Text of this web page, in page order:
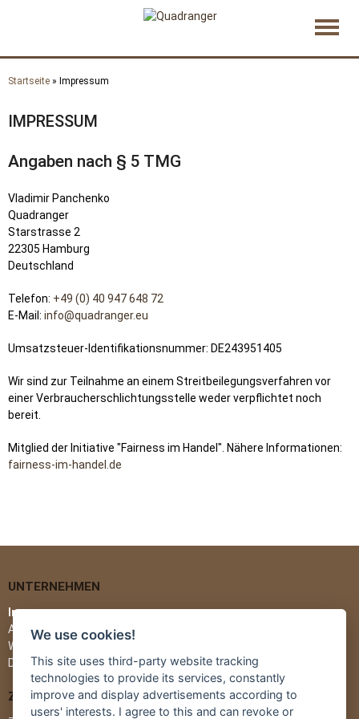
Direkt
We use cookies!
This site uses third-party website tracking
technologies to provide its services, constantly
improve and display advertisements according to
users' interests. I agree to this and can revoke or
Sie sind hier
Startseite » Impressum
IMPRESSUM
Angaben nach § 5 TMG
Vladimir Panchenko
Quadranger
Starstrasse 2
22305 Hamburg
Deutschland
Telefon: +49 (0) 40 947 648 72
E-Mail: info@quadranger.eu
Umsatzsteuer-Identifikationsnummer: DE243951405
Wir sind zur Teilnahme an einem Streitbeilegungsverfahren vor
einer Verbraucherschlichtungsstelle weder verpflichtet noch
bereit.
Mitglied der Initiative "Fairness im Handel". Nähere Informationen:
fairness-im-handel.de
UNTERNEHMEN
Impressum
AGB
Widerrufsbelehrung
Datenschutz
ZAHLUNG & LIEFERUNG